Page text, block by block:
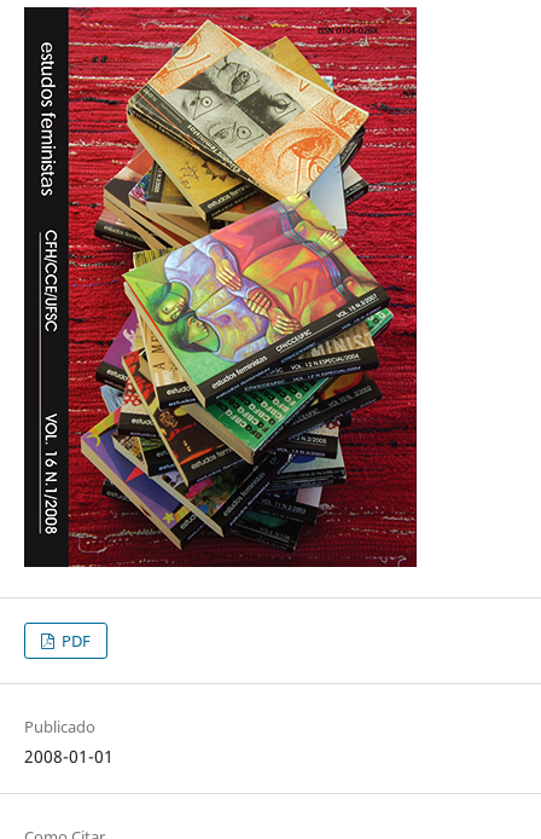
PDF
Publicado
2008-01-01